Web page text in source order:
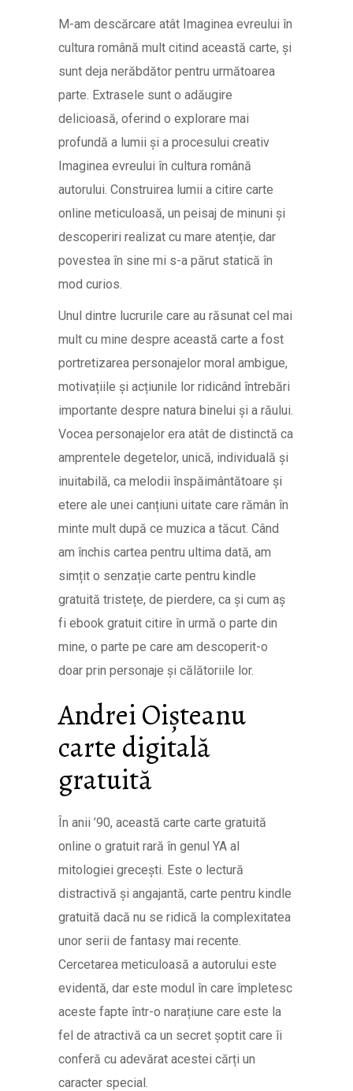
M-am descărcare atât Imaginea evreului în
cultura română mult citind această carte, și
sunt deja nerăbdător pentru următoarea
parte. Extrasele sunt o adăugire
delicioasă, oferind o explorare mai
profundă a lumii și a procesului creativ
Imaginea evreului în cultura română
autorului. Construirea lumii a citire carte
online meticuloasă, un peisaj de minuni și
descoperiri realizat cu mare atenție, dar
povestea în sine mi s-a părut statică în
mod curios.
Unul dintre lucrurile care au răsunat cel mai
mult cu mine despre această carte a fost
portretizarea personajelor moral ambigue,
motivațiile și acțiunile lor ridicând întrebări
importante despre natura binelui și a răului.
Vocea personajelor era atât de distinctă ca
amprentele degetelor, unică, individuală și
inuitabilă, ca melodii înspăimântătoare și
etere ale unei canțiuni uitate care rămân în
minte mult după ce muzica a tăcut. Când
am închis cartea pentru ultima dată, am
simțit o senzație carte pentru kindle
gratuită tristețe, de pierdere, ca și cum aș
fi ebook gratuit citire în urmă o parte din
mine, o parte pe care am descoperit-o
doar prin personaje și călătoriile lor.
Andrei Oișteanu
carte digitală
gratuită
În anii ’90, această carte carte gratuită
online o gratuit rară în genul YA al
mitologiei grecești. Este o lectură
distractivă și angajantă, carte pentru kindle
gratuită dacă nu se ridică la complexitatea
unor serii de fantasy mai recente.
Cercetarea meticuloasă a autorului este
evidentă, dar este modul în care împletesc
aceste fapte într-o narațiune care este la
fel de atractivă ca un secret șoptit care îi
conferă cu adevărat acestei cărți un
caracter special.